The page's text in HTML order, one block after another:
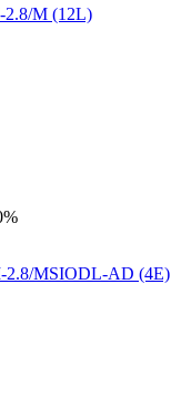
M (12L)
2.8/MSIODL-AD (4E)